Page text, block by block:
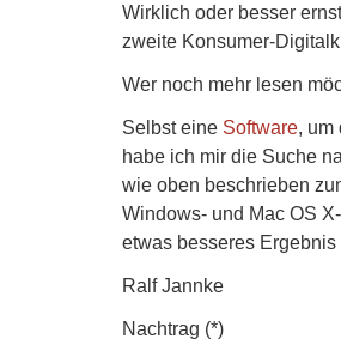
Wirklich oder besser
zweite Konsumer-
Wer noch mehr lesen
Selbst eine Software, um
habe ich mir die Suche
wie oben beschrieben
Windows- und Mac OS
etwas besseres
Ralf Jannke
Nachtrag (*)